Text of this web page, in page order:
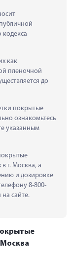
кодекса
как
пленочной
до
покрытые
ознакомьтесь
указанным
г. Москва, а
и дозировке
8-800-
сайте.